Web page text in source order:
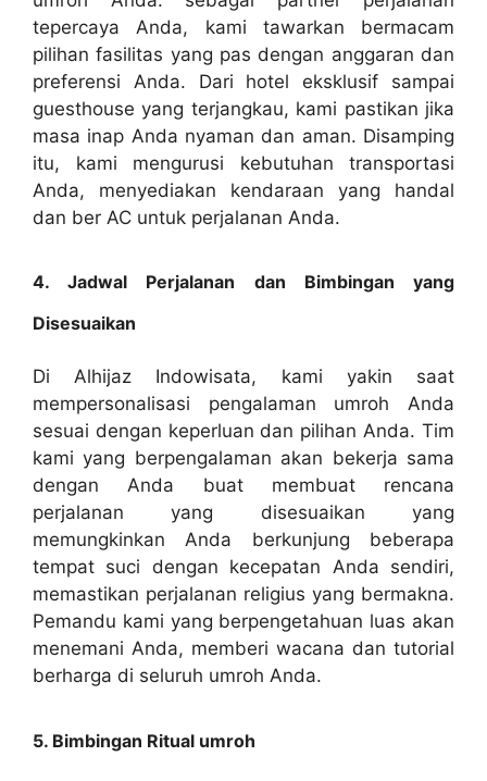
tepercaya Anda, kami tawarkan bermacam
pilihan fasilitas yang pas dengan anggaran dan
preferensi Anda. Dari hotel eksklusif sampai
guesthouse yang terjangkau, kami pastikan jika
masa inap Anda nyaman dan aman. Disamping
itu, kami mengurusi kebutuhan transportasi
Anda, menyediakan kendaraan yang handal
dan ber AC untuk perjalanan Anda.
4. Jadwal Perjalanan dan Bimbingan yang
Disesuaikan
Di Alhijaz Indowisata, kami yakin saat
mempersonalisasi pengalaman umroh Anda
sesuai dengan keperluan dan pilihan Anda. Tim
kami yang berpengalaman akan bekerja sama
dengan Anda buat membuat rencana
perjalanan yang disesuaikan yang
memungkinkan Anda berkunjung beberapa
tempat suci dengan kecepatan Anda sendiri,
memastikan perjalanan religius yang bermakna.
Pemandu kami yang berpengetahuan luas akan
menemani Anda, memberi wacana dan tutorial
berharga di seluruh umroh Anda.
5. Bimbingan Ritual umroh